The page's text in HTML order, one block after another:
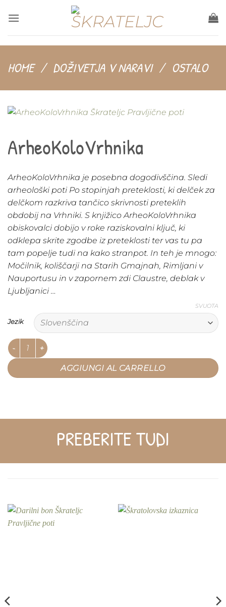
HOME / DOŽIVETJA V NARAVI / OSTALO
ArheoKoloVrhnika
ArheoKoloVrhnika je posebna dogodivščina. Sledi
arheološki poti Po stopinjah preteklosti, ki delček za
delčkom razkriva tančico skrivnosti preteklih
obdobij na Vrhniki. S knjižico ArheoKoloVrhnika
obiskovalci dobijo v roke raziskovalni ključ, ki
odklepa skrite zgodbe iz preteklosti ter vas tu pa
tam popelje tudi na kako stranpot. In teh je mnogo:
Močilnik, koliščarji na Starih Gmajnah, Rimljani v
Nauportusu in v zapornem zdi Claustre, deblak v
Ljubljanici …
Jezik
SVUOTA
ArheoKoloVrhnika quantità
AGGIUNGI AL CARRELLO
PREBERITE TUDI